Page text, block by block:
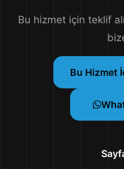
Bu hizmet için teklif
Bu Hizmet